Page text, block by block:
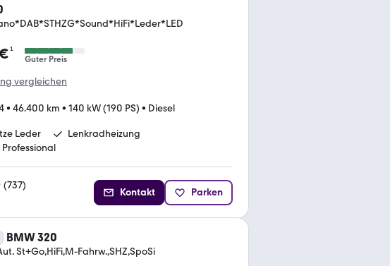
¹
Guter Preis
vergleichen
• 46.400 km • 140 kW (190 PS) • Diesel
Leder
Lenkradheizung
(737)
Kontakt Parken
BMW 320
St+Go,HiFi,M-Fahrw.,SHZ,SpoSi